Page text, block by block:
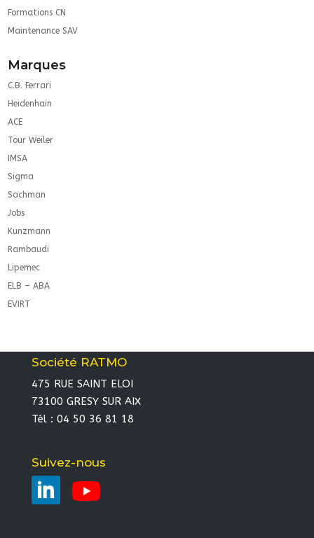
Formations CN
Maintenance SAV
Marques
C.B. Ferrari
Heidenhain
ACE
Tour Weiler
IMSA
Sigma
Sachman
Jobs
Kunzmann
Rambaudi
Lipemec
ELB – ABA
EVIRT
Société RATMO
475 RUE SAINT ELOI
73100 GRESY SUR AIX
Tél : 04 50 36 81 18
Suivez-nous